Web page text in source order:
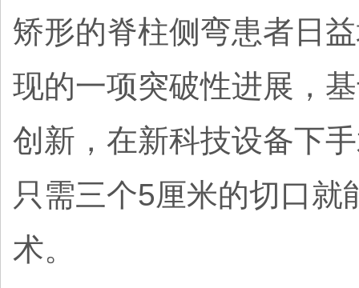
矫形的脊柱侧弯患者日
现的一项突破性进展，
创新，在新科技设备下
只需三个5厘米的切口
术。